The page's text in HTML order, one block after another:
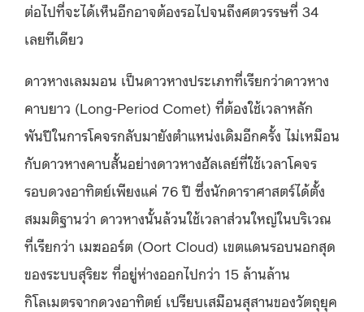
ต่อไปที่จะได้เห็นอีกอาจต้องรอไปจนถึงศตวรรษที่ 34
เลยทีเดียว
ดาวหางเลมมอน เป็นดาวหางประเภทที่เรียกว่าดาวหาง
คาบยาว (Long-Period Comet) ที่ต้องใช้เวลาหลัก
พันปีในการโคจรกลับมายังตำแหน่งเดิมอีกครั้ง ไม่เหมือน
กับดาวหางคาบสั้นอย่างดาวหางฮัลเลย์ที่ใช้เวลาโคจร
รอบดวงอาทิตย์เพียงแค่ 76 ปี ซึ่งนักดาราศาสตร์ได้ตั้ง
สมมติฐานว่า ดาวหางนั้นล้วนใช้เวลาส่วนใหญ่ในบริเวณ
ที่เรียกว่า เมฆออร์ต (Oort Cloud) เขตแดนรอบนอกสุด
ของระบบสุริยะ ที่อยู่ห่างออกไปกว่า 15 ล้านล้าน
กิโลเมตรจากดวงอาทิตย์ เปรียบเสมือนสุสานของวัตถุยุค